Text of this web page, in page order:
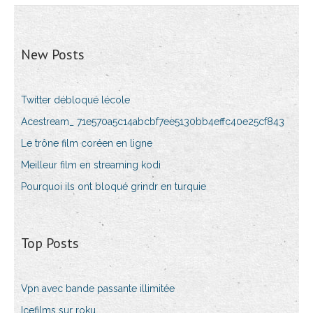
New Posts
Twitter débloqué lécole
Acestream_ 71e570a5c14abcbf7ee5130bb4effc40e25cf843
Le trône film coréen en ligne
Meilleur film en streaming kodi
Pourquoi ils ont bloqué grindr en turquie
Top Posts
Vpn avec bande passante illimitée
Icefilms sur roku